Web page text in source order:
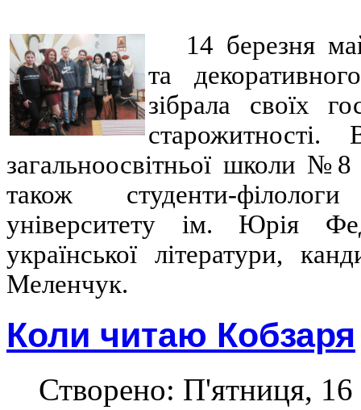
14 березня
та
зібрала своїх
старожитності.
загальноосвітньої школи
також студенти-
університету ім. Юрія
української літератури,
Меленчук.
Коли читаю Кобзаря
Створено: П'ятниця, 16